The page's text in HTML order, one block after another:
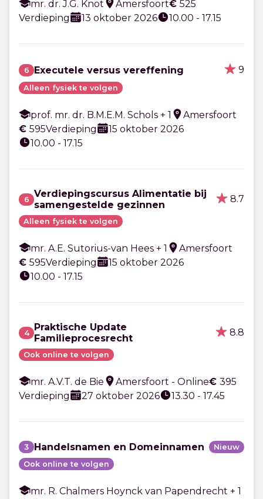
mr. dr. J.G. Knot Amersfoort€ 525
Verdieping
13 oktober 2026 10.00 - 17.15
6 Executele versus vereffening 9
Alleen fysiek te volgen
prof. mr. dr. B.M.E.M. Schols + 1
Amersfoort
€ 595Verdieping
15 oktober 2026
10.00 - 17.15
6 Verdiepingscursus Alimentatie bij
samengestelde gezinnen
8.7
Alleen fysiek te volgen
mr. A.E. Sutorius-van Hees + 1
Amersfoort
€ 595Verdieping
15 oktober 2026
10.00 - 17.15
4
Praktische Update
Familieprocesrecht
8.8
Ook online te volgen
mr. A.V.T. de Bie Amersfoort - Online€ 395
Verdieping
27 oktober 2026 13.30 - 17.45
3 Handelsnamen en Domeinnamen
Nieuw
Ook online te volgen
mr. R. Chalmers Hoynck van Papendrecht + 1